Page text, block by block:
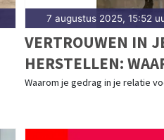
7 augustus 2025, 15:52
VERTROUWEN IN
HERSTELLEN:
ALLES ZEGT OVER
Waarom je gedrag in je relatie